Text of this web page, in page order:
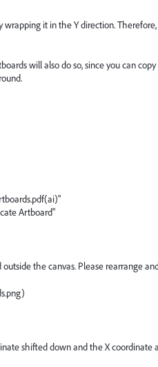
it in the Y direction.
will also do so, since you can
Artboard"
the canvas. Please rearrange
shifted down and the X